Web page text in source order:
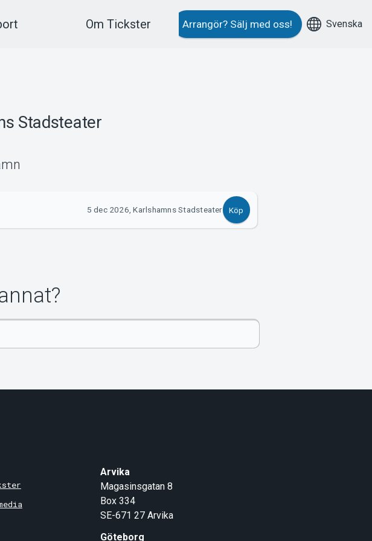
Om Tickster Arrangör? Sälj med oss! Svenska
Stadsteater
5 dec 2026, Karlshamns Stadsteater Köp
Arvika
Magasinsgatan 8
Box 334
SE-671 27 Arvika
Göteborg